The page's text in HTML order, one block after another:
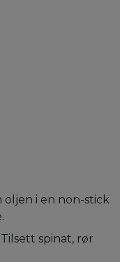
oljen i en non-stick
spinat, rør